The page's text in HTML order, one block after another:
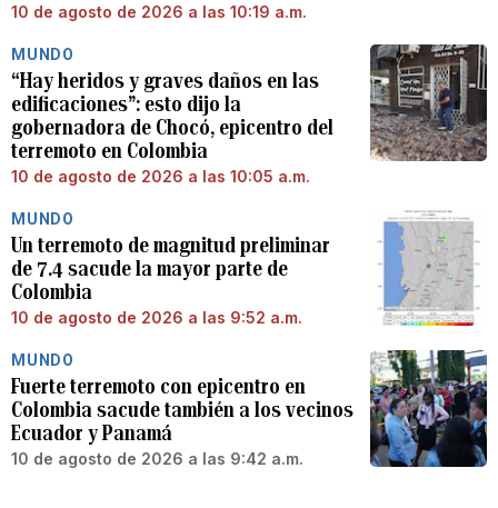
10 de agosto de 2026 a las 10:19 a.m.
MUNDO
“Hay heridos y graves daños en las
edificaciones”: esto dijo la
gobernadora de Chocó, epicentro del
terremoto en Colombia
10 de agosto de 2026 a las 10:05 a.m.
MUNDO
Un terremoto de magnitud preliminar
de 7.4 sacude la mayor parte de
Colombia
10 de agosto de 2026 a las 9:52 a.m.
MUNDO
Fuerte terremoto con epicentro en
Colombia sacude también a los vecinos
Ecuador y Panamá
10 de agosto de 2026 a las 9:42 a.m.